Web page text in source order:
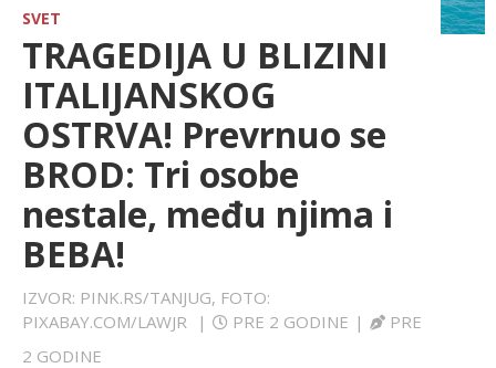
HRONIKA
FARMERI
TV
SPORT
LIFESTYLE
SVET
TRAGEDIJA U BLIZINI
ITALIJANSKOG
OSTRVA! Prevrnuo se
BROD: Tri osobe
nestale, među njima i
BEBA!
IZVOR: PINK.RS/TANJUG, FOTO:
PIXABAY.COM/LAWJR
| PRE 2 GODINE |
PRE
2 GODINE